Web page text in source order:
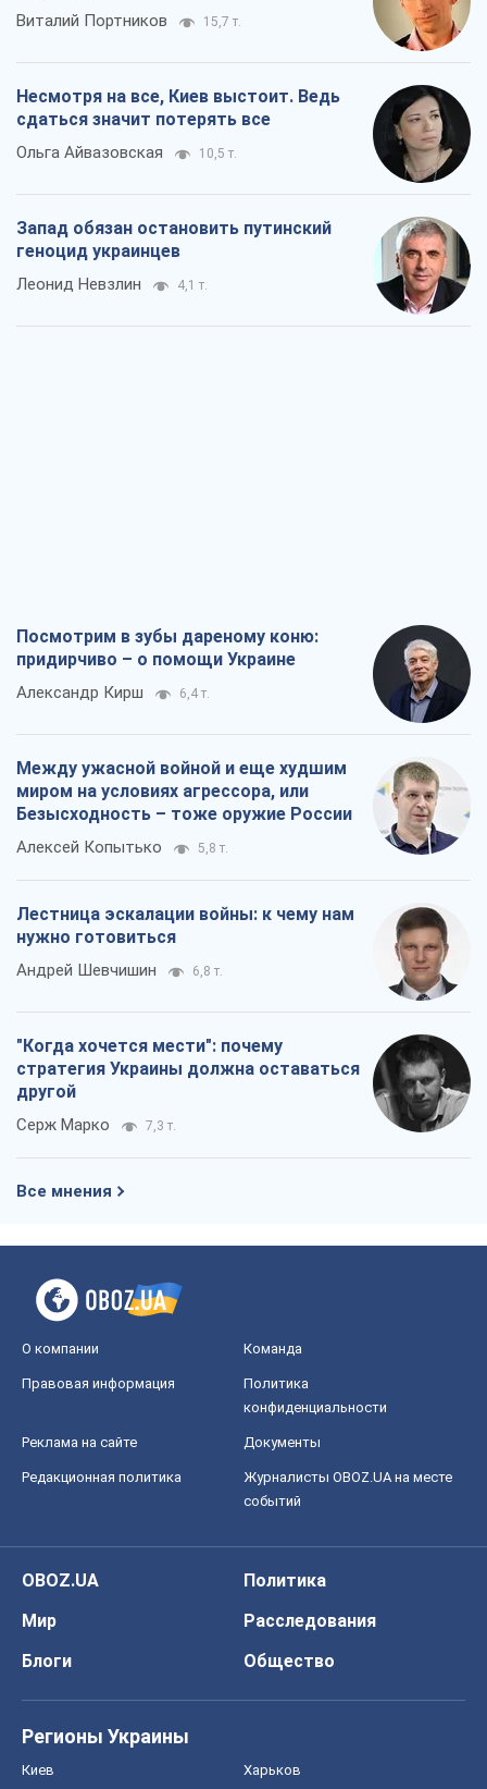
Виталий Портников 15,7 т.
Несмотря на все, Киев выстоит. Ведь
сдаться значит потерять все
Ольга Айвазовская 10,5 т.
Запад обязан остановить путинский
геноцид украинцев
Леонид Невзлин 4,1 т.
Посмотрим в зубы дареному коню:
придирчиво – о помощи Украине
Александр Кирш 6,4 т.
Между ужасной войной и еще худшим
миром на условиях агрессора, или
Безысходность – тоже оружие России
Алексей Копытько 5,8 т.
Лестница эскалации войны: к чему нам
нужно готовиться
Андрей Шевчишин 6,8 т.
"Когда хочется мести": почему
стратегия Украины должна оставаться
другой
Серж Марко 7,3 т.
Все мнения
О компании Команда
Правовая информация
Политика
конфиденциальности
Реклама на сайте Документы
Редакционная политика
Журналисты OBOZ.UA на месте
событий
OBOZ.UA
Политика
Мир
Расследования
Блоги
Общество
Регионы Украины
Киев Харьков